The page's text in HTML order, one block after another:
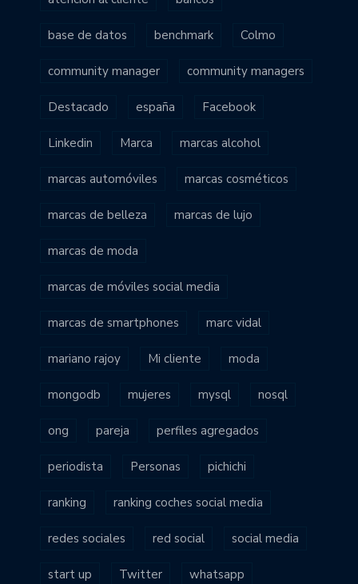
base de datos benchmark Colmo
community manager community managers
Destacado españa Facebook
Linkedin Marca marcas alcohol
marcas automóviles marcas cosméticos
marcas de belleza marcas de lujo
marcas de moda
marcas de móviles social media
marcas de smartphones marc vidal
mariano rajoy Mi cliente moda
mongodb mujeres mysql nosql
ong pareja perfiles agregados
periodista Personas pichichi
ranking ranking coches social media
redes sociales red social social media
start up Twitter whatsapp